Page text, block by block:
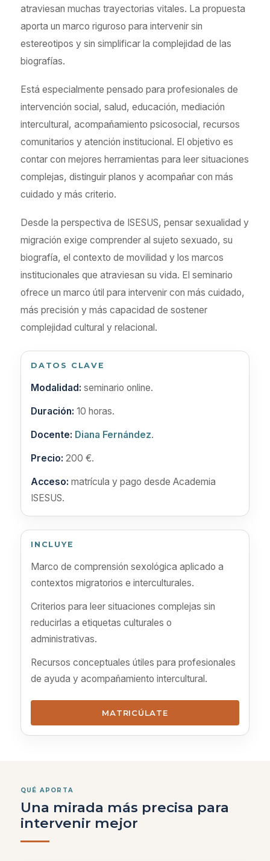
atraviesan muchas trayectorias vitales. La propuesta
aporta un marco riguroso para intervenir sin
estereotipos y sin simplificar la complejidad de las
biografías.
Está especialmente pensado para profesionales de
intervención social, salud, educación, mediación
intercultural, acompañamiento psicosocial, recursos
comunitarios y atención institucional. El objetivo es
contar con mejores herramientas para leer situaciones
complejas, distinguir planos y acompañar con más
cuidado y más criterio.
Desde la perspectiva de ISESUS, pensar sexualidad y
migración exige comprender al sujeto sexuado, su
biografía, el contexto de movilidad y los marcos
institucionales que atraviesan su vida. El seminario
ofrece un marco útil para intervenir con más cuidado,
más precisión y más capacidad de sostener
complejidad cultural y relacional.
DATOS CLAVE
Modalidad: seminario online.
Duración: 10 horas.
Docente: Diana Fernández.
Precio: 200 €.
Acceso: matrícula y pago desde Academia
ISESUS.
INCLUYE
Marco de comprensión sexológica aplicado a
contextos migratorios e interculturales.
Criterios para leer situaciones complejas sin
reducirlas a etiquetas culturales o
administrativas.
Recursos conceptuales útiles para profesionales
de ayuda y acompañamiento intercultural.
MATRICÚLATE
QUÉ APORTA
Una mirada más precisa para
intervenir mejor